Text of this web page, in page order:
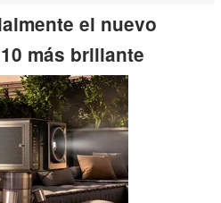
el nuevo
más brillante